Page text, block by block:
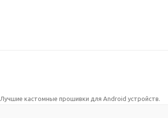
Лучшие кастомные прошивки для Android устройств.